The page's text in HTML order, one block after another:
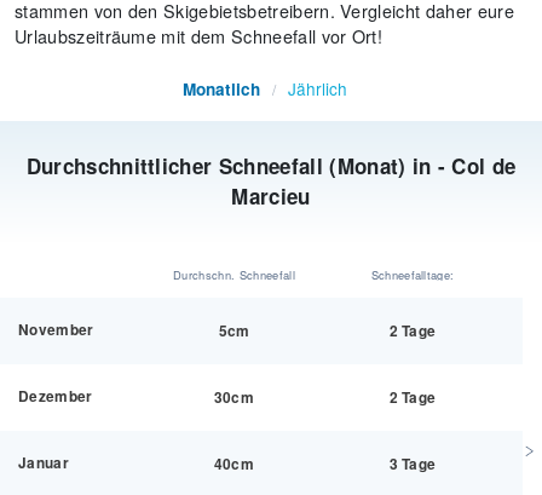
stammen von den Skigebietsbetreibern. Vergleicht daher eure
Urlaubszeiträume mit dem Schneefall vor Ort!
Durchschnittlicher Schneefall (Monat) in - Col de
Marcieu
Monatlich / Jährlich
Durchschn. Schneefall Schneefalltage:
November 5cm 2 Tage
Dezember 30cm 2 Tage
Januar 40cm 3 Tage